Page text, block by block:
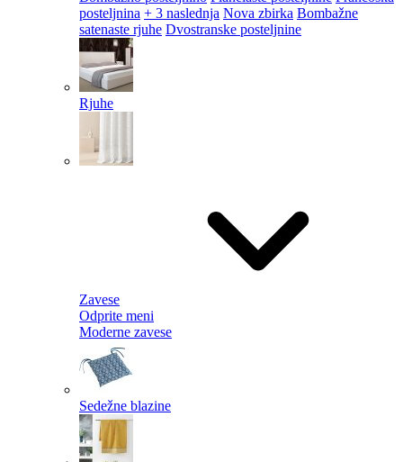
posteljnina + 3 naslednja Nova zbirka Bombažne
satenaste rjuhe Dvostranske posteljnine
Rjuhe
Zavese
Odprite meni
Moderne zavese
Sedežne blazine